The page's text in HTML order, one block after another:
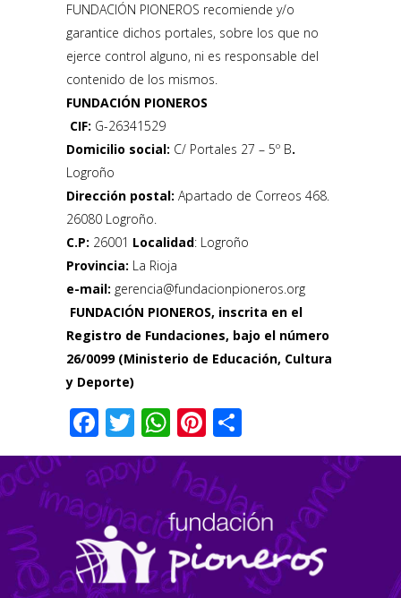
FUNDACIÓN PIONEROS recomiende y/o
garantice dichos portales, sobre los que no
ejerce control alguno, ni es responsable del
contenido de los mismos.
FUNDACIÓN PIONEROS
CIF: G-26341529
Domicilio social: C/ Portales 27 – 5º B.
Logroño
Dirección postal: Apartado de Correos 468.
26080 Logroño.
C.P: 26001 Localidad: Logroño
Provincia: La Rioja
e-mail: gerencia@fundacionpioneros.org
FUNDACIÓN PIONEROS, inscrita en el
Registro de Fundaciones, bajo el número
26/0099 (Ministerio de Educación, Cultura
y Deporte)
Facebook
Twitter
WhatsApp
Pinterest